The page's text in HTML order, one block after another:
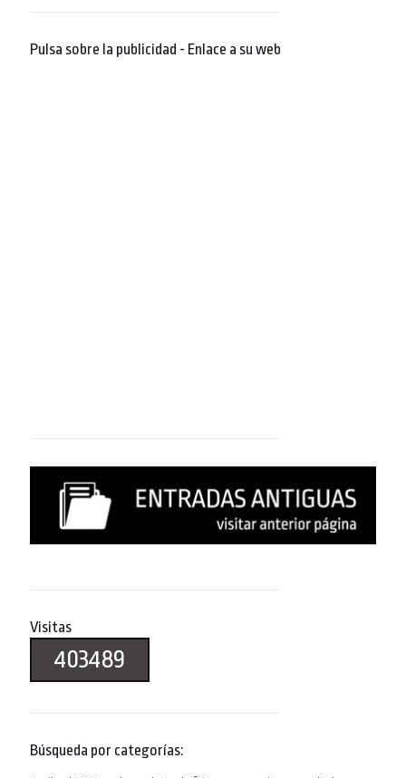
Pulsa sobre la publicidad - Enlace a su web
Visitas
403489
Búsqueda por categorías: